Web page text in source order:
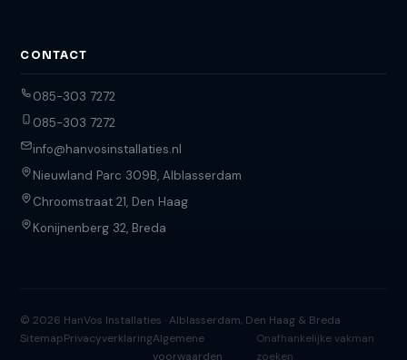
CONTACT
085-303 7272
085-303 7272
info@hanvosinstallaties.nl
Nieuwland Parc 309B, Alblasserdam
Chroomstraat 21, Den Haag
Konijnenberg 32, Breda
© 2026 HanVos Installaties · Alblasserdam, Den Haag & Breda
SitemapPrivacyverklaringAlgemene
voorwaarden
Onafhankelijke vakman
zoeken